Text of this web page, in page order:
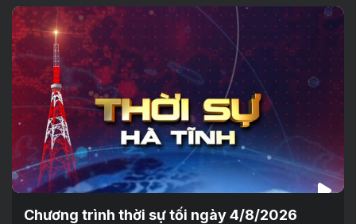
Chương trình thời sự tối ngày 4/8/2026